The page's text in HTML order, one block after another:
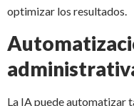
optimizar los resultados.
La IA puede automatizar